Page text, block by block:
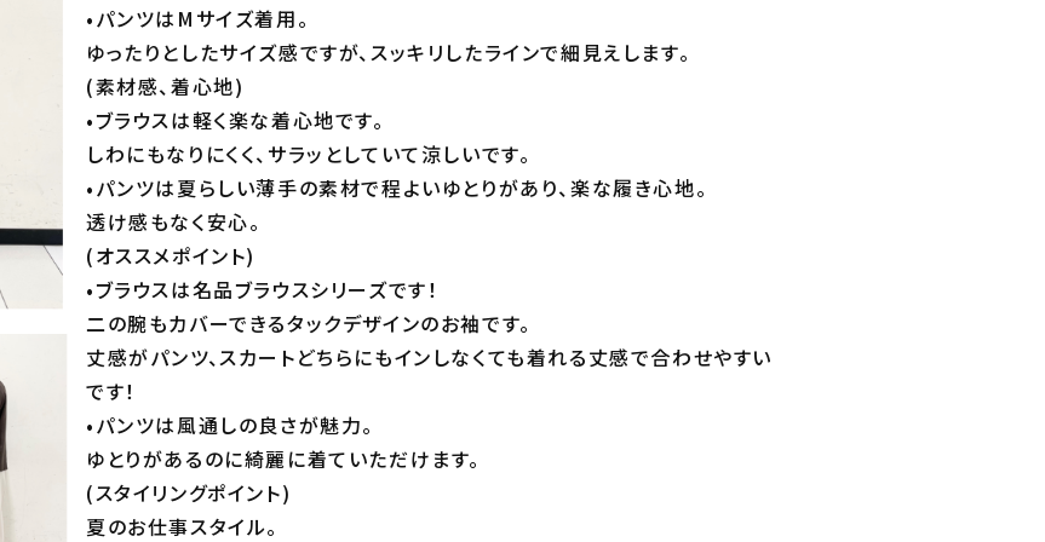
•パンツはMサイズ着用。
ゆったりとしたサイズ感ですが、スッキリしたラインで細見えします。
(素材感、着心地)
•ブラウスは軽く楽な着心地です。
しわにもなりにくく、サラッとしていて涼しいです。
•パンツは夏らしい薄手の素材で程よいゆとりがあり、楽な履き心地。
透け感もなく安心。
(オススメポイント)
•ブラウスは名品ブラウスシリーズです！
二の腕もカバーできるタックデザインのお袖です。
丈感がパンツ、スカートどちらにもインしなくても着れる丈感で合わせやすい
です！
•パンツは風通しの良さが魅力。
ゆとりがあるのに綺麗に着ていただけます。
(スタイリングポイント)
夏のお仕事スタイル。